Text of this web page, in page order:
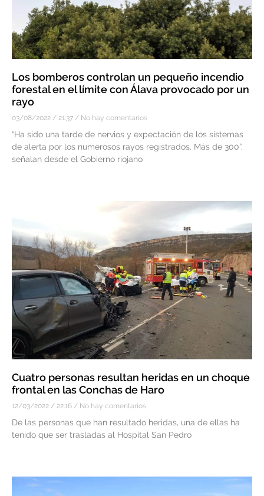
Los bomberos controlan un pequeño incendio
forestal en el límite con Álava provocado por un
rayo
03/08/2022 21:37 No hay comentarios
“Ha sido una tarde de nervios y expectación de los sistemas
de alerta por los numerosos rayos registrados. Más de 300”,
señalan desde el Gobierno riojano
Cuatro personas resultan heridas en un choque
frontal en las Conchas de Haro
12/03/2022 22:16 No hay comentarios
De las personas que han resultado heridas, una de ellas ha
tenido que ser trasladas al Hospital San Pedro